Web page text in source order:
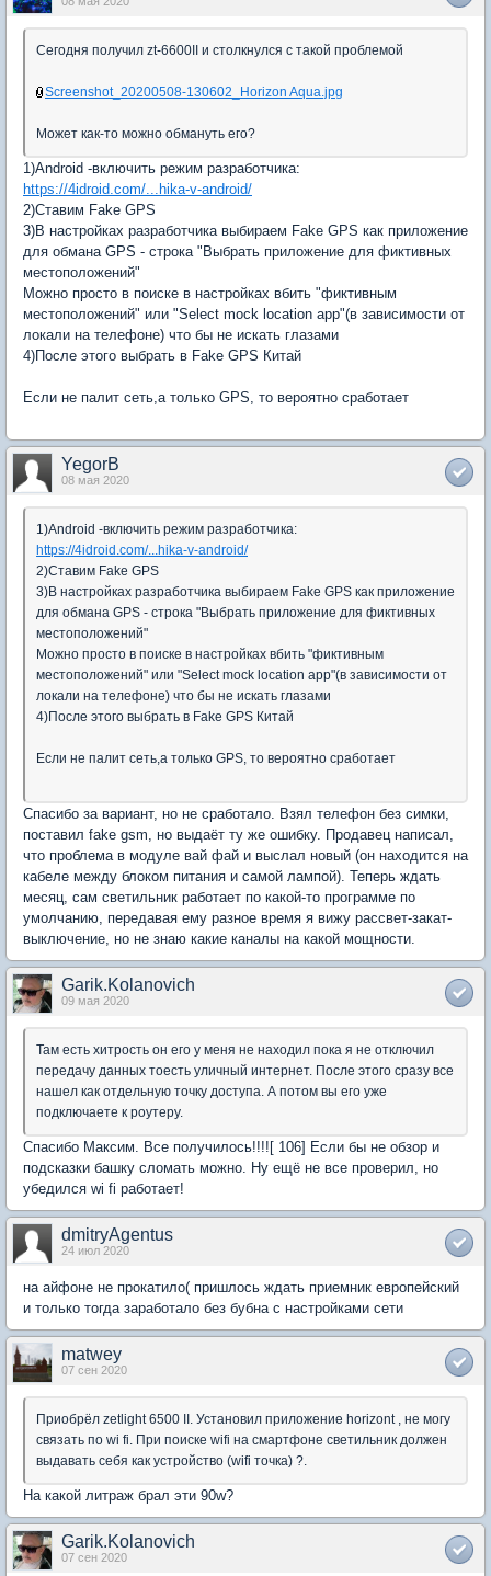
Сегодня получил zt-6600II и столкнулся с такой проблемой
Screenshot_20200508-130602_Horizon Aqua.jpg
Может как-то можно обмануть его?
1)Android -включить режим разработчика:
https://4idroid.com/...hika-v-android/
2)Ставим Fake GPS
3)В настройках разработчика выбираем Fake GPS как приложение
для обмана GPS - строка "Выбрать приложение для фиктивных
местоположений"
Можно просто в поиске в настройках вбить "фиктивным
местоположений" или "Select mock location app"(в зависимости от
локали на телефоне) что бы не искать глазами
4)После этого выбрать в Fake GPS Китай
Если не палит сеть,а только GPS, то вероятно сработает
YegorB
08 мая 2020
1)Android -включить режим разработчика:
https://4idroid.com/...hika-v-android/
2)Ставим Fake GPS
3)В настройках разработчика выбираем Fake GPS как приложение
для обмана GPS - строка "Выбрать приложение для фиктивных
местоположений"
Можно просто в поиске в настройках вбить "фиктивным
местоположений" или "Select mock location app"(в зависимости от
локали на телефоне) что бы не искать глазами
4)После этого выбрать в Fake GPS Китай
Если не палит сеть,а только GPS, то вероятно сработает
Спасибо за вариант, но не сработало. Взял телефон без симки,
поставил fake gsm, но выдаёт ту же ошибку. Продавец написал,
что проблема в модуле вай фай и выслал новый (он находится на
кабеле между блоком питания и самой лампой). Теперь ждать
месяц, сам светильник работает по какой-то программе по
умолчанию, передавая ему разное время я вижу рассвет-закат-
выключение, но не знаю какие каналы на какой мощности.
Garik.Kolanovich
09 мая 2020
Там есть хитрость он его у меня не находил пока я не отключил
передачу данных тоесть уличный интернет. После этого сразу все
нашел как отдельную точку доступа. А потом вы его уже
подключаете к роутеру.
Спасибо Максим. Все получилось!!!![ 106] Если бы не обзор и
подсказки башку сломать можно. Ну ещё не все проверил, но
убедился wi fi работает!
dmitryAgentus
24 июл 2020
на айфоне не прокатило( пришлось ждать приемник европейский
и только тогда заработало без бубна с настройками сети
matwey
07 сен 2020
Приобрёл zetlight 6500 II. Установил приложение horizont , не могу
связать по wi fi. При поиске wifi на смартфоне светильник должен
выдавать себя как устройство (wifi точка) ?.
На какой литраж брал эти 90w?
Garik.Kolanovich
07 сен 2020